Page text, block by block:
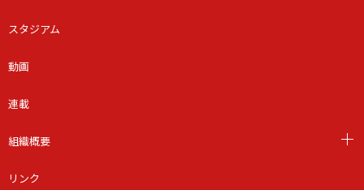
スタジアム
動画
連載
組織概要
リンク